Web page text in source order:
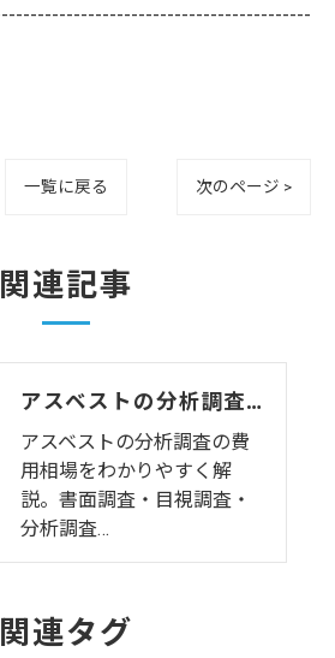
一覧に戻る 次のページ >
関連記事
アスベストの分析調査の費用相場｜内装解体工事前に必要な調査と料金の目安
アスベストの分析調査の費
用相場をわかりやすく解
説。書面調査・目視調査・
分析調査…
関連タグ